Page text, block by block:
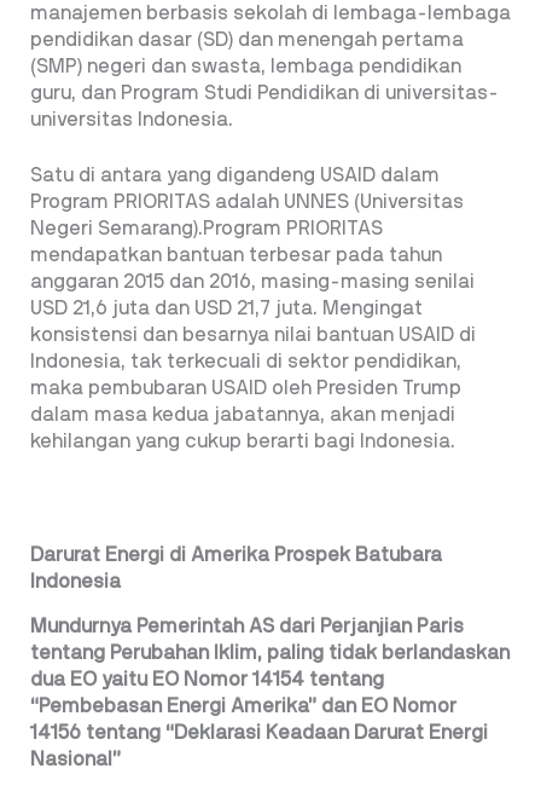
manajemen berbasis sekolah di lembaga-lembaga
pendidikan dasar (SD) dan menengah pertama
(SMP) negeri dan swasta, lembaga pendidikan
guru, dan Program Studi Pendidikan di universitas-
universitas Indonesia.
Satu di antara yang digandeng USAID dalam
Program PRIORITAS adalah UNNES (Universitas
Negeri Semarang).Program PRIORITAS
mendapatkan bantuan terbesar pada tahun
anggaran 2015 dan 2016, masing-masing senilai
USD 21,6 juta dan USD 21,7 juta. Mengingat
konsistensi dan besarnya nilai bantuan USAID di
Indonesia, tak terkecuali di sektor pendidikan,
maka pembubaran USAID oleh Presiden Trump
dalam masa kedua jabatannya, akan menjadi
kehilangan yang cukup berarti bagi Indonesia.
Darurat Energi di Amerika Prospek Batubara
Indonesia
Mundurnya Pemerintah AS dari Perjanjian Paris
tentang Perubahan Iklim, paling tidak berlandaskan
dua EO yaitu EO Nomor 14154 tentang
“Pembebasan Energi Amerika” dan EO Nomor
14156 tentang “Deklarasi Keadaan Darurat Energi
Nasional”